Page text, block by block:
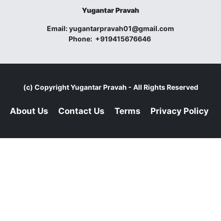
Yugantar Pravah
Email:yugantarpravah01@gmail.com
Phone: +919415676646
(c) CopyrightYugantar Pravah - All Rights Reserved
About Us Contact Us Terms Privacy Policy